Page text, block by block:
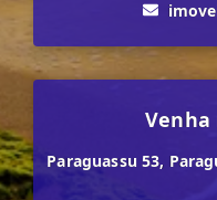
Venha
Paraguassu 53,